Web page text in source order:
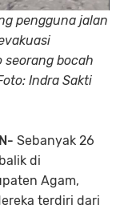
pengguna jalan
seorang bocah
Indra Sakti
Sebanyak 26
di
Agam,
terdiri dari